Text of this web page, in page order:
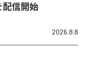
配信開始
2026.8.8